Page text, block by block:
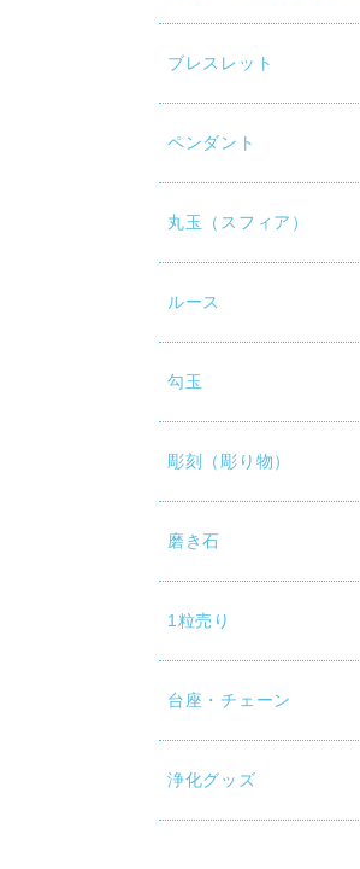
ブレスレット
ペンダント
丸玉（スフィア）
ルース
勾玉
彫刻（彫り物）
磨き石
1粒売り
台座・チェーン
浄化グッズ